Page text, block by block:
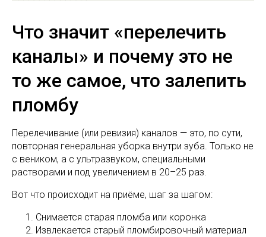
Что значит «перелечить
каналы» и почему это не
то же самое, что залепить
пломбу
Перелечивание (или ревизия) каналов — это, по сути,
повторная генеральная уборка внутри зуба. Только не
с веником, а с ультразвуком, специальными
растворами и под увеличением в 20–25 раз.
Вот что происходит на приёме, шаг за шагом:
Снимается старая пломба или коронка
Извлекается старый пломбировочный материал